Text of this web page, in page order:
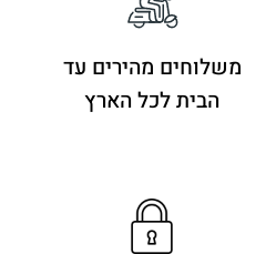
משלוחים מהירים עד
הבית לכל הארץ